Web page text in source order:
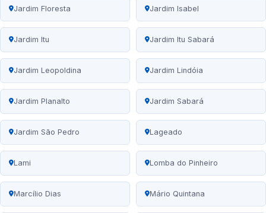
Jardim Floresta Jardim Isabel
Jardim Itu Jardim Itu Sabará
Jardim Leopoldina Jardim Lindóia
Jardim Planalto Jardim Sabará
Jardim São Pedro Lageado
Lami Lomba do Pinheiro
Marcílio Dias Mário Quintana